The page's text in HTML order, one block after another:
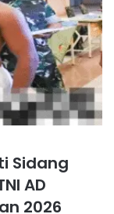
Sidang
AD
2026